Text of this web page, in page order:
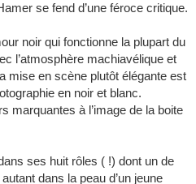
se fend d’une féroce critique.
noir qui fonctionne la plupart du
l’atmosphère machiavélique et
mise en scène plutôt élégante est
en noir et blanc.
marquantes à l’image de la boite
ses huit rôles ( !) dont un de
dans la peau d’un jeune